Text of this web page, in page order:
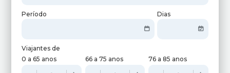
Período Dias
Viajantes de
0 a 65 anos
66 a 75 anos 76 a 85 anos